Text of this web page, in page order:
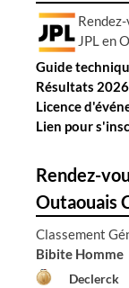
JPL en
Guide
Résultats 2026
Licence
Lien pour
Rendez-
Outaouais
Classement
Bibite Homme
Declerck